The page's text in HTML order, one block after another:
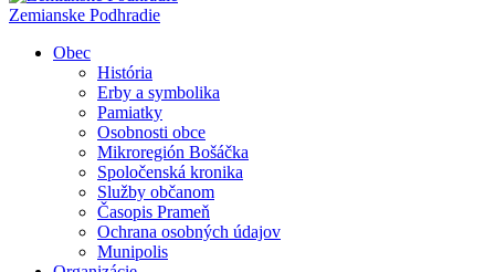
Zemianske Podhradie
Obec
História
Erby a symbolika
Pamiatky
Osobnosti obce
Mikroregión Bošáčka
Spoločenská kronika
Služby občanom
Časopis Prameň
Ochrana osobných údajov
Munipolis